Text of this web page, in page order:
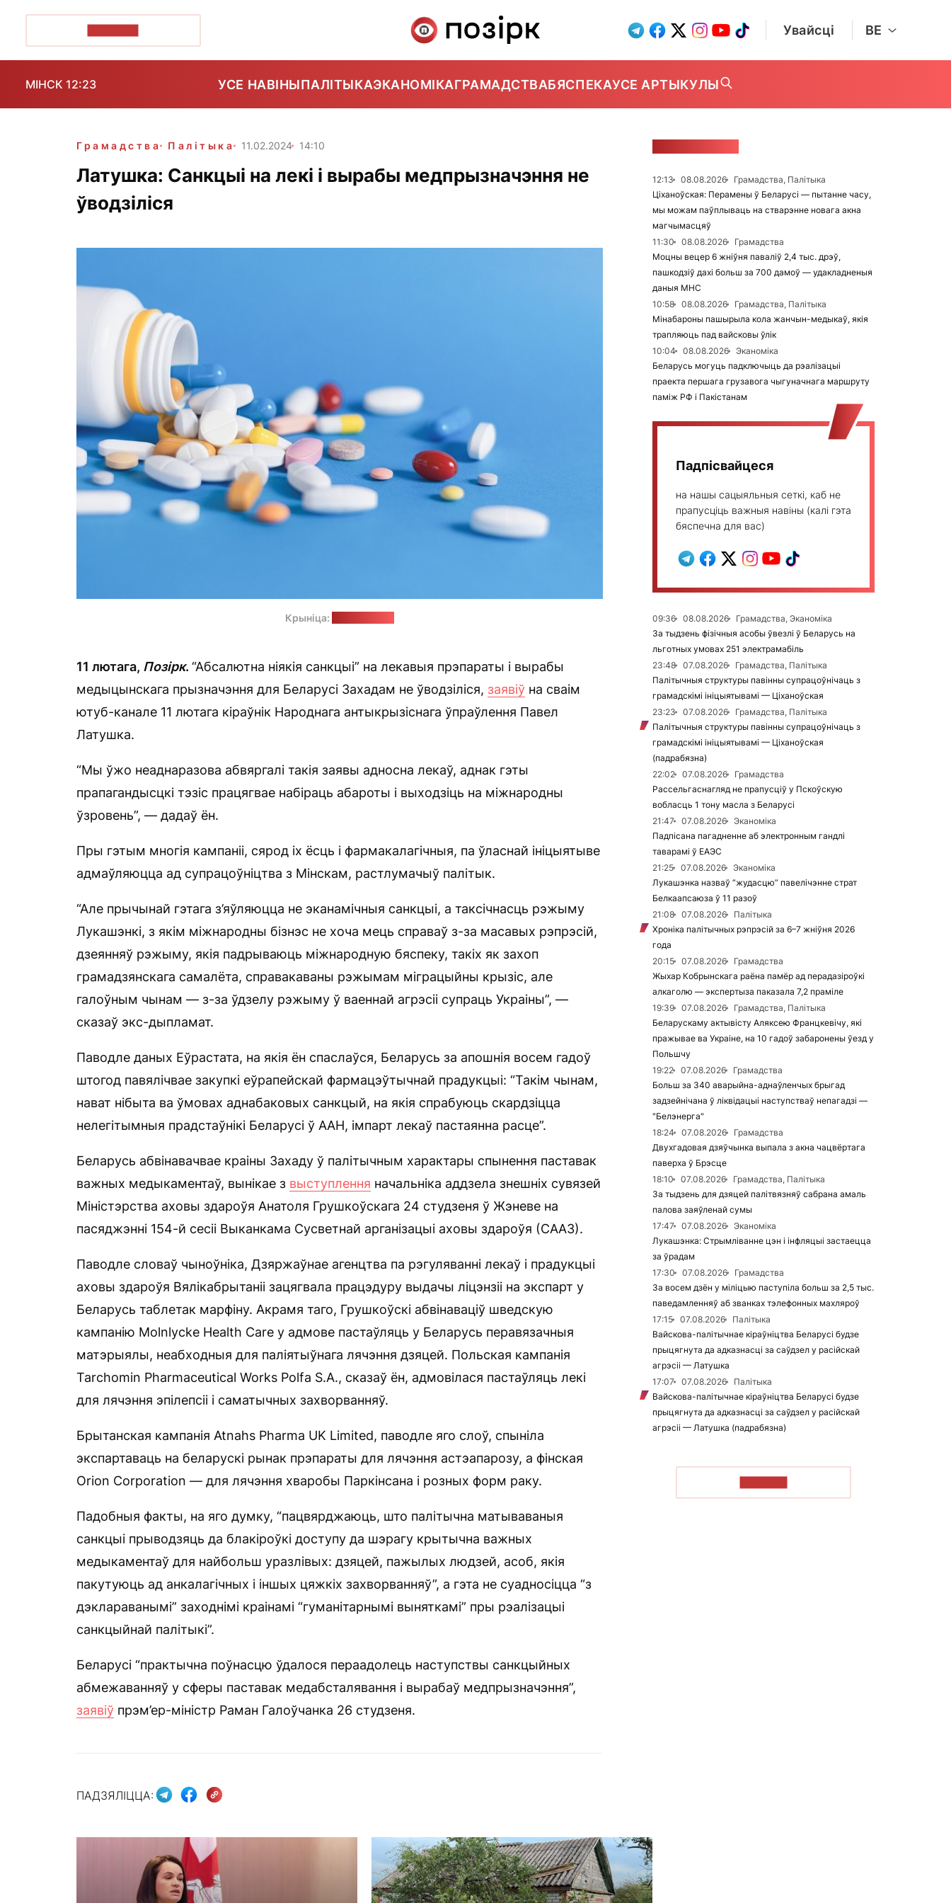
Увайсці BE
МІНСК 12:23 УСЕ НАВІНЫПАЛІТЫКАЭКАНОМІКАГРАМАДСТВАБЯСПЕКАУСЕ АРТЫКУЛЫ
Грамадства Палітыка 11.02.2024 14:10
Латушка: Санкцыі на лекі і вырабы медпрызначэння не
ўводзіліся
Крыніца:
11 лютага, Позірк. “Абсалютна ніякія санкцыі” на лекавыя прэпараты і вырабы
медыцынскага прызначэння для Беларусі Захадам не ўводзіліся, заявіў на сваім
ютуб-канале 11 лютага кіраўнік Народнага антыкрызіснага ўпраўлення Павел
Латушка.
“Мы ўжо неаднаразова абвяргалі такія заявы адносна лекаў, аднак гэты
прапагандысцкі тэзіс працягвае набіраць абароты і выходзіць на міжнародны
ўзровень”, — дадаў ён.
Пры гэтым многія кампаніі, сярод іх ёсць і фармакалагічныя, па ўласнай ініцыятыве
адмаўляюцца ад супрацоўніцтва з Мінскам, растлумачыў палітык.
“Але прычынай гэтага з’яўляюцца не эканамічныя санкцыі, а таксічнасць рэжыму
Лукашэнкі, з якім міжнародны бізнэс не хоча мець справаў з-за масавых рэпрэсій,
дзеянняў рэжыму, якія падрываюць міжнародную бяспеку, такіх як захоп
грамадзянскага самалёта, справакаваны рэжымам міграцыйны крызіс, але
галоўным чынам — з-за ўдзелу рэжыму ў ваеннай агрэсіі супраць Украіны”, —
сказаў экс-дыпламат.
Паводле даных Еўрастата, на якія ён спаслаўся, Беларусь за апошнія восем гадоў
штогод павялічвае закупкі еўрапейскай фармацэўтычнай прадукцыі: “Такім чынам,
нават нібыта ва ўмовах аднабаковых санкцый, на якія спрабуюць скардзіцца
нелегітымныя прадстаўнікі Беларусі ў ААН, імпарт лекаў пастаянна расце”.
Беларусь абвінавачвае краіны Захаду ў палітычным характары спынення паставак
важных медыкаментаў, вынікае з выступлення начальніка аддзела знешніх сувязей
Міністэрства аховы здароўя Анатоля Грушкоўскага 24 студзеня ў Жэневе на
пасяджэнні 154-й сесіі Выканкама Сусветнай арганізацыі аховы здароўя (СААЗ).
Паводле словаў чыноўніка, Дзяржаўнае агенцтва па рэгуляванні лекаў і прадукцыі
аховы здароўя Вялікабрытаніі зацягвала працэдуру выдачы ліцэнзіі на экспарт у
Беларусь таблетак марфіну. Акрамя таго, Грушкоўскі абвінаваціў шведскую
кампанію Molnlycke Health Care у адмове пастаўляць у Беларусь перавязачныя
матэрыялы, неабходныя для паліятыўнага лячэння дзяцей. Польская кампанія
Tarchomin Pharmaceutical Works Polfa S.A., сказаў ён, адмовілася пастаўляць лекі
для лячэння эпілепсіі і саматычных захворванняў.
Брытанская кампанія Atnahs Pharma UK Limited, паводле яго слоў, спыніла
экспартаваць на беларускі рынак прэпараты для лячэння астэапарозу, а фінская
Orion Corporation — для лячэння хваробы Паркінсана і розных форм раку.
Падобныя факты, на яго думку, “пацвярджаюць, што палітычна матываваныя
санкцыі прыводзяць да блакіроўкі доступу да шэрагу крытычна важных
медыкаментаў для найбольш уразлівых: дзяцей, пажылых людзей, асоб, якія
пакутуюць ад анкалагічных і іншых цяжкіх захворванняў”, а гэта не суадносіцца “з
дэклараванымі” заходнімі краінамі “гуманітарнымі выняткамі” пры рэалізацыі
санкцыйнай палітыкі”.
Беларусі “практычна поўнасцю ўдалося пераадолець наступствы санкцыйных
абмежаванняў у сферы паставак медабсталявання і вырабаў медпрызначэння”,
заявіў прэм’ер-міністр Раман Галоўчанка 26 студзеня.
ПАДЗЯЛІЦЦА:
12:13 08.08.2026
Грамадства, Палітыка
Ціханоўская: Перамены ў Беларусі — пытанне часу,
мы можам паўплываць на стварэнне новага акна
магчымасцяў
11:30
08.08.2026
Грамадства
Моцны вецер 6 жніўня паваліў 2,4 тыс. дрэў,
пашкодзіў дахі больш за 700 дамоў — удакладненыя
даныя МНС
10:58
08.08.2026
Грамадства, Палітыка
Мінабароны пашырыла кола жанчын-медыкаў, якія
трапляюць пад вайсковы ўлік
10:04
08.08.2026
Эканоміка
Беларусь могуць падключыць да рэалізацыі
праекта першага грузавога чыгуначнага маршруту
паміж РФ і Пакістанам
Падпісвайцеся
на нашы сацыяльныя сеткі, каб не
прапусціць важныя навіны (калі гэта
бяспечна для вас)
09:36 08.08.2026
Грамадства, Эканоміка
За тыдзень фізічныя асобы ўвезлі ў Беларусь на
льготных умовах 251 электрамабіль
23:48
07.08.2026
Грамадства, Палітыка
Палітычныя структуры павінны супрацоўнічаць з
грамадскімі ініцыятывамі — Ціханоўская
23:23
07.08.2026
Грамадства, Палітыка
Палітычныя структуры павінны супрацоўнічаць з
грамадскімі ініцыятывамі — Ціханоўская
(падрабязна)
22:02
07.08.2026
Грамадства
Рассельгаснагляд не прапусціў у Пскоўскую
вобласць 1 тону масла з Беларусі
21:47
07.08.2026
Эканоміка
Падпісана пагадненне аб электронным гандлі
таварамі ў ЕАЭС
21:25
07.08.2026
Эканоміка
Лукашэнка назваў “жудасцю” павелічэнне страт
Белкаапсаюза ў 11 разоў
21:08
07.08.2026
Палітыка
Хроніка палітычных рэпрэсій за 6–7 жніўня 2026
года
20:15
07.08.2026
Грамадства
Жыхар Кобрынскага раёна памёр ад перадазіроўкі
алкаголю — экспертыза паказала 7,2 праміле
19:39
07.08.2026
Грамадства, Палітыка
Беларускаму актывісту Аляксею Францкевічу, які
пражывае ва Украіне, на 10 гадоў забаронены ўезд у
Польшчу
19:22
07.08.2026
Грамадства
Больш за 340 аварыйна-аднаўленчых брыгад
задзейнічана ў ліквідацыі наступстваў непагадзі —
"Белэнерга"
18:24
07.08.2026
Грамадства
Двухгадовая дзяўчынка выпала з акна чацвёртага
паверха ў Брэсце
18:10
07.08.2026
Грамадства, Палітыка
За тыдзень для дзяцей палітвязняў сабрана амаль
палова заяўленай сумы
17:47
07.08.2026
Эканоміка
Лукашэнка: Стрымліванне цэн і інфляцыі застаецца
за ўрадам
17:30
07.08.2026
Грамадства
За восем дзён у міліцыю паступіла больш за 2,5 тыс.
паведамленняў аб званках тэлефонных махляроў
17:15
07.08.2026
Палітыка
Вайскова-палітычнае кіраўніцтва Беларусі будзе
прыцягнута да адказнасці за саўдзел у расійскай
агрэсіі — Латушка
17:07
07.08.2026
Палітыка
Вайскова-палітычнае кіраўніцтва Беларусі будзе
прыцягнута да адказнасці за саўдзел у расійскай
агрэсіі — Латушка (падрабязна)